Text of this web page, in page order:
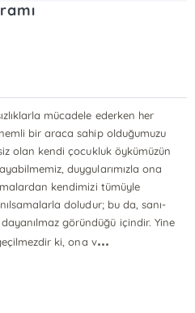
mücadele ederken her
bir araca sahip olduğumuzu
olan kendi çocukluk öykümü­zün
duygularımızla ona
kendimizi tümüyle
doludur; bu da, sanı­
göründüğü içindir. Yi­ne
ki, ona v...